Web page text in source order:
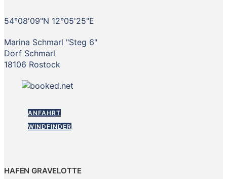
54°08'09"N 12°05'25"E
Marina Schmarl "Steg 6"
Dorf Schmarl
18106 Rostock
ANFAHRT
WINDFINDER
HAFEN GRAVELOTTE